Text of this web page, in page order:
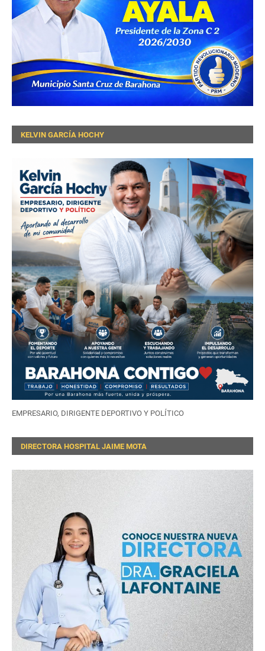
KELVIN GARCÍA HOCHY
EMPRESARIO, DIRIGENTE DEPORTIVO Y POLÍTICO
DIRECTORA HOSPITAL JAIME MOTA